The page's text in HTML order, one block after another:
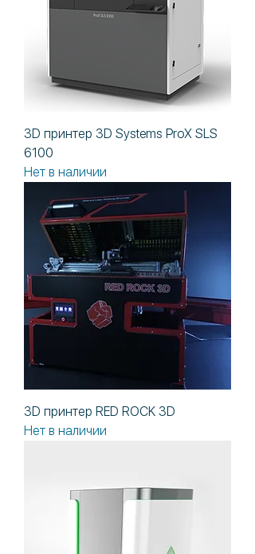
3D принтер 3D Systems ProX SLS
6100
Нет в наличии
3D принтер RED ROCK 3D
Нет в наличии